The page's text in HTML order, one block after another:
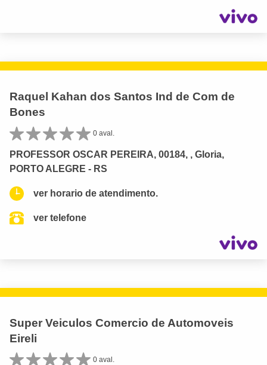
Raquel Kahan dos Santos Ind de Com de
Bones
0 aval.
PROFESSOR OSCAR PEREIRA, 00184, , Gloria,
PORTO ALEGRE - RS
ver horario de atendimento.
ver telefone
Super Veiculos Comercio de Automoveis
Eireli
0 aval.